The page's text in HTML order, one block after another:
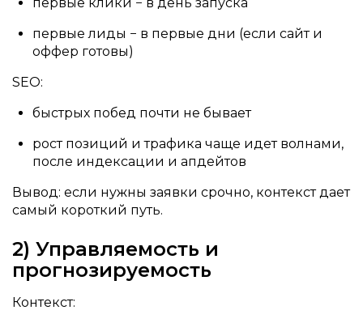
первые клики − в день запуска
первые лиды − в первые дни (если сайт и
оффер готовы)
SEO:
быстрых побед почти не бывает
рост позиций и трафика чаще идет волнами,
после индексации и апдейтов
Вывод: если нужны заявки срочно, контекст дает
самый короткий путь.
2) Управляемость и
прогнозируемость
Контекст: